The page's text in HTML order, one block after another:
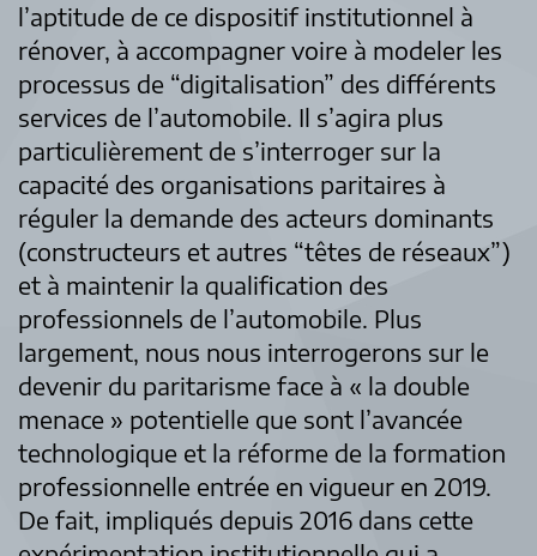
l’aptitude de ce dispositif institutionnel à
rénover, à accompagner voire à modeler les
processus de “digitalisation” des différents
services de l’automobile. Il s’agira plus
particulièrement de s’interroger sur la
capacité des organisations paritaires à
réguler la demande des acteurs dominants
(constructeurs et autres “têtes de réseaux”)
et à maintenir la qualification des
professionnels de l’automobile. Plus
largement, nous nous interrogerons sur le
devenir du paritarisme face à « la double
menace » potentielle que sont l’avancée
technologique et la réforme de la formation
professionnelle entrée en vigueur en 2019.
De fait, impliqués depuis 2016 dans cette